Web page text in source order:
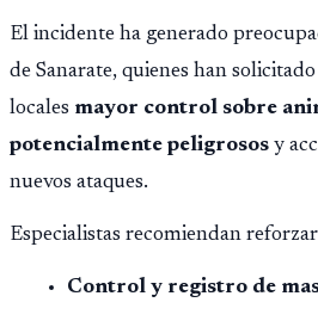
El incidente ha generado
de Sanarate, quienes han
locales mayor control sobre
potencialmente peligrosos y
nuevos ataques.
Especialistas recomiendan
Control y registro de